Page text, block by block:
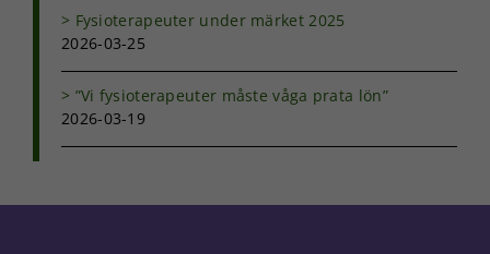
Fysioterapeuter under märket 2025
2026-03-25
”Vi fysioterapeuter måste våga prata lön”
2026-03-19
Genom att dela
med dig av dina
beteende när du
surfar ökar du